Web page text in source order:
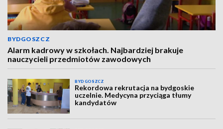
BYDGOSZCZ
Alarm kadrowy w szkołach. Najbardziej brakuje
nauczycieli przedmiotów zawodowych
BYDGOSZCZ
Rekordowa rekrutacja na bydgoskie
uczelnie. Medycyna przyciąga tłumy
kandydatów